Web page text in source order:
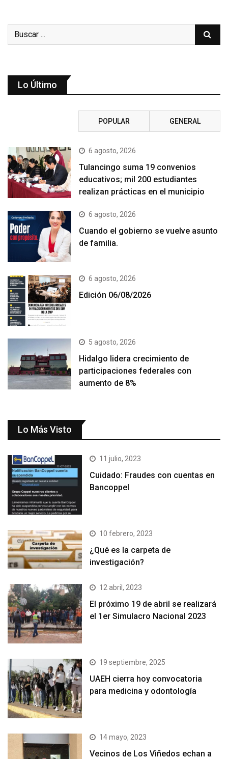
Lo Último
POPULAR GENERAL
6 agosto, 2026
Tulancingo suma 19 convenios
educativos; mil 200 estudiantes
realizan prácticas en el municipio
6 agosto, 2026
Cuando el gobierno se vuelve asunto
de familia.
6 agosto, 2026
Edición 06/08/2026
5 agosto, 2026
Hidalgo lidera crecimiento de
participaciones federales con
aumento de 8%
Lo Más Visto
11 julio, 2023
Cuidado: Fraudes con cuentas en
Bancoppel
10 febrero, 2023
¿Qué es la carpeta de
investigación?
12 abril, 2023
El próximo 19 de abril se realizará
el 1er Simulacro Nacional 2023
19 septiembre, 2025
UAEH cierra hoy convocatoria
para medicina y odontología
14 mayo, 2023
Vecinos de Los Viñedos echan a